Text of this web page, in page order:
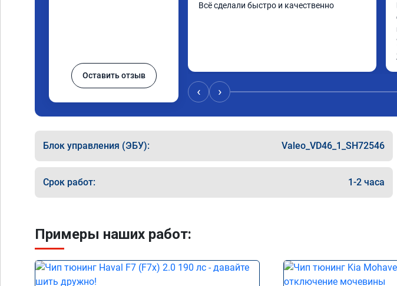
Оставить отзыв
Всё сделали быстро и качественно
‹ ›
Блок управления (ЭБУ): Valeo_VD46_1_SH72546
Срок работ: 1-2 часа
Примеры наших работ: